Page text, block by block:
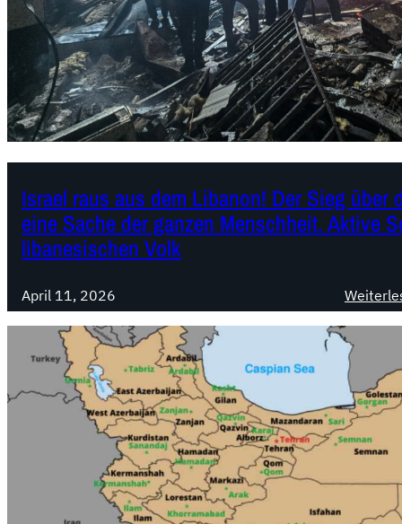
Israel raus aus dem Libanon! Der Sieg
eine Sache der ganzen Menschheit. Aktive
libanesischen Volk
April 11, 2026